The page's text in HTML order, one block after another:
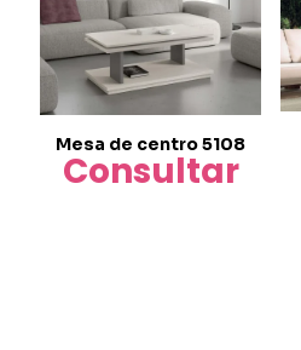
Mesa de centro 5108
Consultar